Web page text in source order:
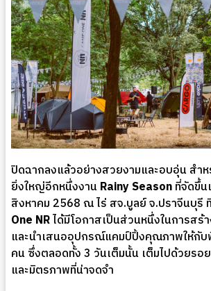
ปิดฉากลงแล้วอย่างสวยงามและอบอุ่น สำ
ยิ่งใหญ่อีกหนึ่งงานRainy Seasonที่จัดขึ้
สิงหาคม 2568 ณ ไร่ สจ.บูลย์ จ.ปราจีนบุรี
One NRได้มีโอกาสเป็นส่วนหนึ่งในการส
และนำเสนออุปกรณ์แคมป์ปิ้งคุณภาพให้กั
คน ซึ่งตลอดทั้ง 3 วันเต็มนั้น เต็มไปด้วยรอย
และมิตรภาพที่น่าจดจำ